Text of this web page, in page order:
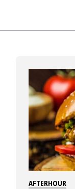
AFTERHOUR